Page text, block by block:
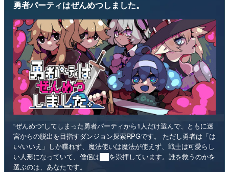
勇者パーティはぜんめつしました。
“ぜんめつ”してしまった勇者パーティから1人だけ選んで、ともに迷
宮からの脱出を目指すダンジョン探索RPGです。 ただし勇者は「は
い/いいえ」しか喋れず、魔法使いは魔法が使えず、戦士は可愛らし
い人形になっていて、僧侶は██を崇拝しています。誰を救うのかを
選ぶのは、あなたです。